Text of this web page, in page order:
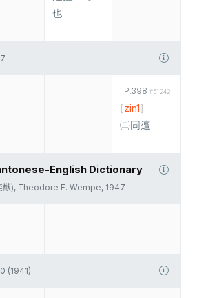
也
P.398 #51242
[zin1]
㈡同邅
English Dictionary
猷), Theodore F. Wempe, 1947
(1941)